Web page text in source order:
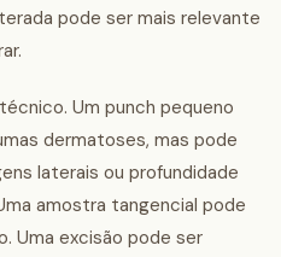
pode ser mais relevante
Um punch pequeno
dermatoses, mas pode
laterais ou profundidade
amostra tangencial pode
Uma excisão pode ser